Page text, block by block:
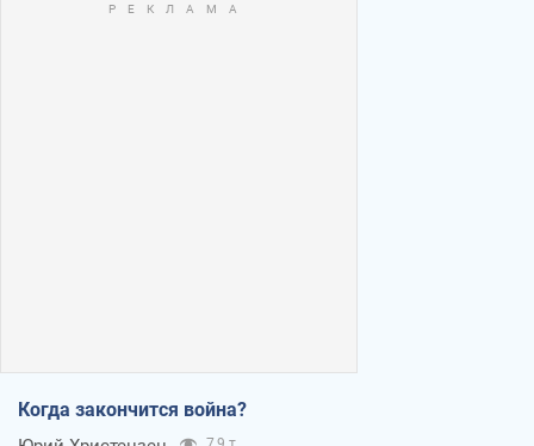
Когда закончится война?